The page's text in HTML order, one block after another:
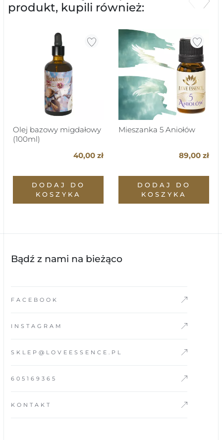
produkt, kupili również:
Olej bazowy migdałowy
(100ml)
40,00 zł
DODAJ DO
KOSZYKA
Mieszanka 5 Aniołów
89,00 zł
DODAJ DO
KOSZYKA
Bądź z nami na bieżąco
FACEBOOK
INSTAGRAM
SKLEP@LOVEESSENCE.PL
605169365
KONTAKT